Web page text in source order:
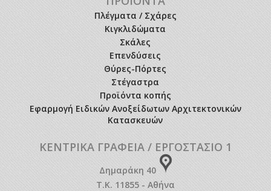
Πλέγματα / Σχάρες
Κιγκλιδώματα
Σκάλες
Επενδύσεις
Θύρες-Πόρτες
Στέγαστρα
Προϊόντα κοπής
Εφαρμογή Ειδικών Ανοξείδωτων Αρχιτεκτονικών
Κατασκευών
ΚΕΝΤΡΙΚΑ ΓΡΑΦΕΙΑ / ΕΡΓΟΣΤΑΣΙΟ 1
Δημαράκη 40
Τ.Κ. 11855 - Αθήνα